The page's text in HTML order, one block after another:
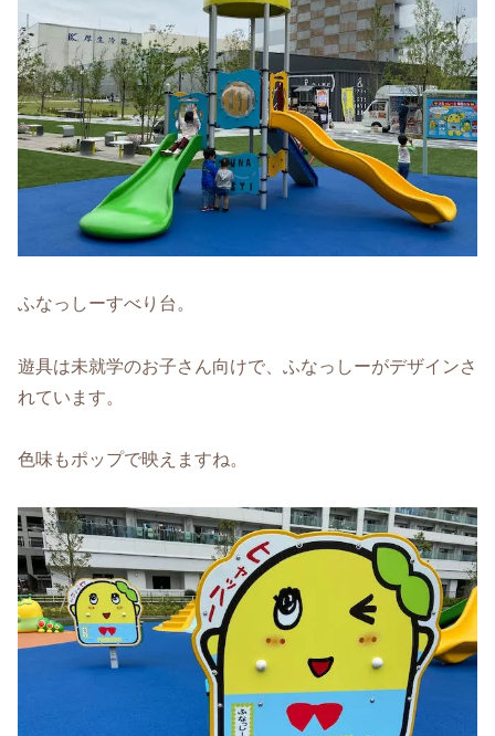
ふなっしーすべり台。
遊具は未就学のお子さん向けで、ふなっしーがデザインさ
れています。
色味もポップで映えますね。